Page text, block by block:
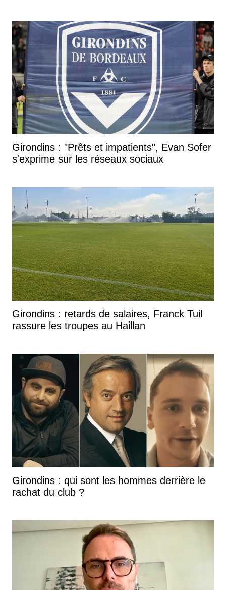
Girondins : "Prêts et impatients", Evan Sofer
s'exprime sur les réseaux sociaux
Girondins : retards de salaires, Franck Tuil
rassure les troupes au Haillan
Girondins : qui sont les hommes derrière le
rachat du club ?